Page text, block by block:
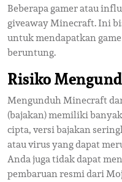
Beberapa gamer atau
giveaway Minecraft. Ini
untuk mendapatkan
beruntung.
Risiko
Mengunduh Minecraft
(bajakan) memiliki
cipta, versi bajakan
atau virus yang dapat
Anda juga tidak dapat
pembaruan resmi dari